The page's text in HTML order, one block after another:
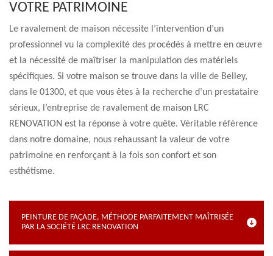
VOTRE PATRIMOINE
Le ravalement de maison nécessite l’intervention d’un
professionnel vu la complexité des procédés à mettre en œuvre
et la nécessité de maîtriser la manipulation des matériels
spécifiques. Si votre maison se trouve dans la ville de Belley,
dans le 01300, et que vous êtes à la recherche d’un prestataire
sérieux, l’entreprise de ravalement de maison LRC
RENOVATION est la réponse à votre quête. Véritable référence
dans notre domaine, nous rehaussant la valeur de votre
patrimoine en renforçant à la fois son confort et son
esthétisme.
PEINTURE DE FAÇADE, MÉTHODE PARFAITEMENT MAÎTRISÉE
PAR LA SOCIÉTÉ LRC RENOVATION